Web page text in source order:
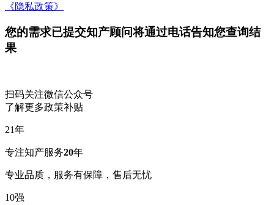
《隐私政策》
您的需求已提交知产顾问将通过电话告知您查询结
果
扫码关注微信公众号
了解更多政策补贴
21年
专注知产服务20年
专业品质，服务有保障，售后无忧
10强